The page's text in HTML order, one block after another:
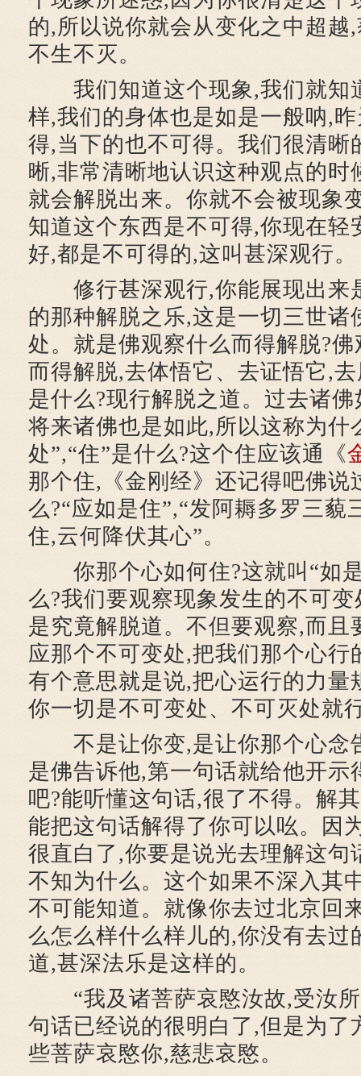
的,所以说你就会从变化之中超越
不生不灭。
我们知道这个现象,我们就知
样,我们的身体也是如是一般呐,
得,当下的也不可得。我们很清晰
晰,非常清晰地认识这种观点的时
就会解脱出来。你就不会被现象
知道这个东西是不可得,你现在轻
好,都是不可得的,这叫甚深观行。
修行甚深观行,你能展现出来
的那种解脱之乐,这是一切三世诸
处。就是佛观察什么而得解脱?
而得解脱,去体悟它、去证悟它,
是什么?现行解脱之道。过去诸
将来诸佛也是如此,所以这称为什
处”,“住”是什么?这个住应该通《
那个住,《金刚经》还记得吧佛说
么?“应如是住”,“发阿耨多罗三藐
住,云何降伏其心”。
你那个心如何住?这就叫“如
么?我们要观察现象发生的不可
是究竟解脱道。不但要观察,而且
应那个不可变处,把我们那个心行
有个意思就是说,把心运行的力量
你一切是不可变处、不可灭处就
不是让你变,是让你那个心念
是佛告诉他,第一句话就给他开示
吧?能听懂这句话,很了不得。解
能把这句话解得了你可以吆。因
很直白了,你要是说光去理解这句
不知为什么。这个如果不深入其
不可能知道。就像你去过北京回
么怎么样什么样儿的,你没有去过
道,甚深法乐是这样的。
“我及诸菩萨哀愍汝故,受汝所
句话已经说的很明白了,但是为了
些菩萨哀愍你,慈悲哀愍。